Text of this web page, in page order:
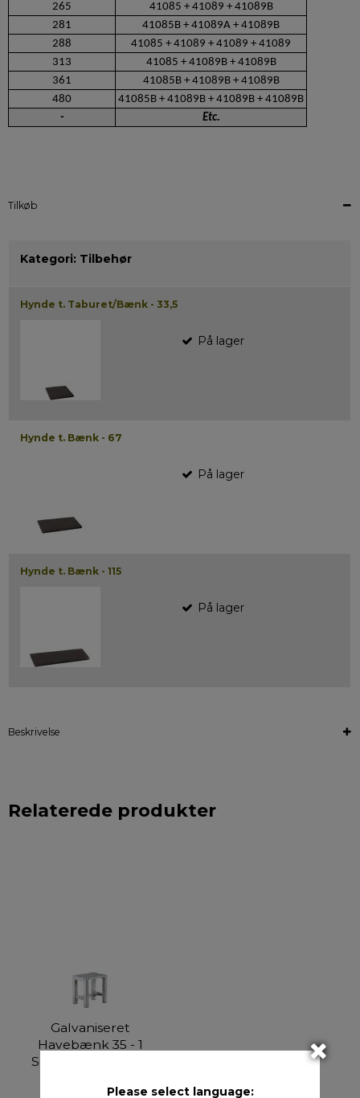
265
41085 + 41089 + 41089B
281
41085B + 41089A + 41089B
288
41085 + 41089 + 41089 + 41089
313
41085 + 41089B + 41089B
361
41085B + 41089B + 41089B
480
41085B + 41089B + 41089B + 41089B
-
Etc.
Tilkøb
Kategori: Tilbehør
Hynde t. Taburet/Bænk - 33,5
På lager
Hynde t. Bænk - 67
På lager
Hynde t. Bænk - 115
På lager
Beskrivelse
Relaterede produkter
Galvaniseret
Havebænk 35 - 1
Sektion (Ben: 4 x 4
Please select language: